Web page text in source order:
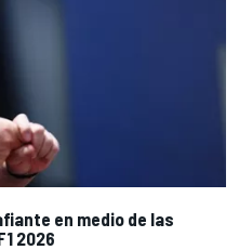
en medio de las
2026